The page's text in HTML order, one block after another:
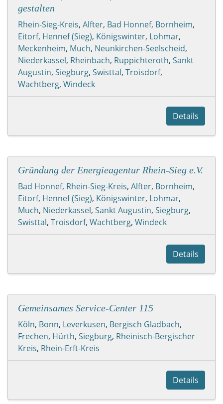
gestalten
Rhein-Sieg-Kreis, Alfter, Bad Honnef, Bornheim,
Eitorf, Hennef (Sieg), Königswinter, Lohmar,
Meckenheim, Much, Neunkirchen-Seelscheid,
Niederkassel, Rheinbach, Ruppichteroth, Sankt
Augustin, Siegburg, Swisttal, Troisdorf,
Wachtberg, Windeck
Details
Gründung der Energieagentur Rhein-Sieg e.V.
Bad Honnef, Rhein-Sieg-Kreis, Alfter, Bornheim,
Eitorf, Hennef (Sieg), Königswinter, Lohmar,
Much, Niederkassel, Sankt Augustin, Siegburg,
Swisttal, Troisdorf, Wachtberg, Windeck
Details
Gemeinsames Service-Center 115
Köln, Bonn, Leverkusen, Bergisch Gladbach,
Frechen, Hürth, Siegburg, Rheinisch-Bergischer
Kreis, Rhein-Erft-Kreis
Details